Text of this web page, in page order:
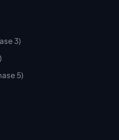
3)
5)